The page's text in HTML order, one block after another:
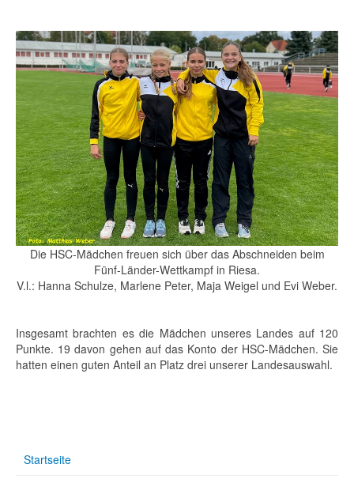
Die HSC-Mädchen freuen sich über das Abschneiden beim
Fünf-Länder-Wettkampf in Riesa.
V.l.: Hanna Schulze, Marlene Peter, Maja Weigel und Evi Weber.
Insgesamt brachten es die Mädchen unseres Landes auf 120
Punkte. 19 davon gehen auf das Konto der HSC-Mädchen. Sie
hatten einen guten Anteil an Platz drei unserer Landesauswahl.
Startseite